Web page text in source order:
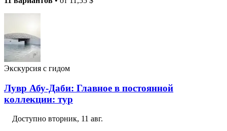
Экскурсия с гидом
Лувр Абу-Даби: Главное в постоянной
коллекции: тур
Доступно вторник, 11 авг.